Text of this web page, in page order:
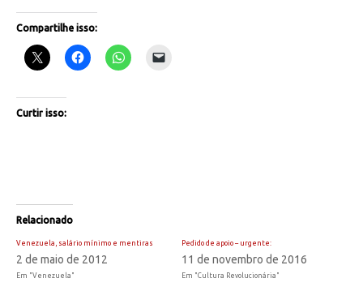
Compartilhe isso:
Curtir isso:
Relacionado
Venezuela, salário mínimo e mentiras
2 de maio de 2012
Em "Venezuela"
Pedido de apoio – urgente:
11 de novembro de 2016
Em "Cultura Revolucionária"